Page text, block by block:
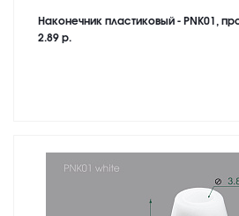
Наконечник пластиковый - PNK01,
2.89 р.